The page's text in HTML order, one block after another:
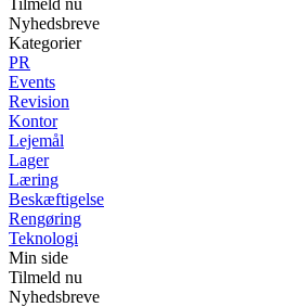
Tilmeld nu
Nyhedsbreve
Kategorier
PR
Events
Revision
Kontor
Lejemål
Lager
Læring
Beskæftigelse
Rengøring
Teknologi
Min side
Tilmeld nu
Nyhedsbreve